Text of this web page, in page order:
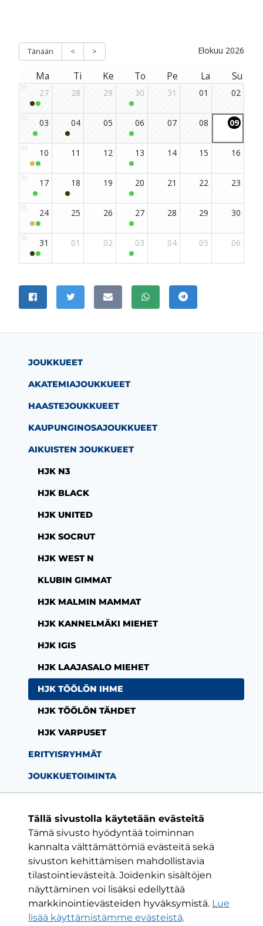
Tällä sivustolla käytetään evästeitä
Tämä sivusto hyödyntää toiminnan
kannalta välttämättömiä evästeitä sekä
sivuston kehittämisen mahdollistavia
tilastointievästeitä. Joidenkin sisältöjen
näyttäminen voi lisäksi edellyttää
markkinointievästeiden hyväksymistä. Lue
lisää käyttämistämme evästeistä.​​​​​​​
JAA SIVU
Jaa Facebookissa
Jaa TwitterissäJaa sähköpostitse
Jaa WhatsAppissa
Jaa Telegramissa
JOUKKUEET
AKATEMIAJOUKKUEET
HAASTEJOUKKUEET
KAUPUNGINOSAJOUKKUEET
AIKUISTEN JOUKKUEET
HJK N3
HJK BLACK
HJK UNITED
HJK SOCRUT
HJK WEST N
KLUBIN GIMMAT
HJK MALMIN MAMMAT
HJK KANNELMÄKI MIEHET
HJK IGIS
HJK LAAJASALO MIEHET
HJK TÖÖLÖN IHME
HJK TÖÖLÖN TÄHDET
HJK VARPUSET
ERITYISRYHMÄT
JOUKKUETOIMINTA
Facebook-sivu
Twitter-sivu
Instagram-
ON VAIN YKSI KLUBI
HJK RY
sivu
kanava